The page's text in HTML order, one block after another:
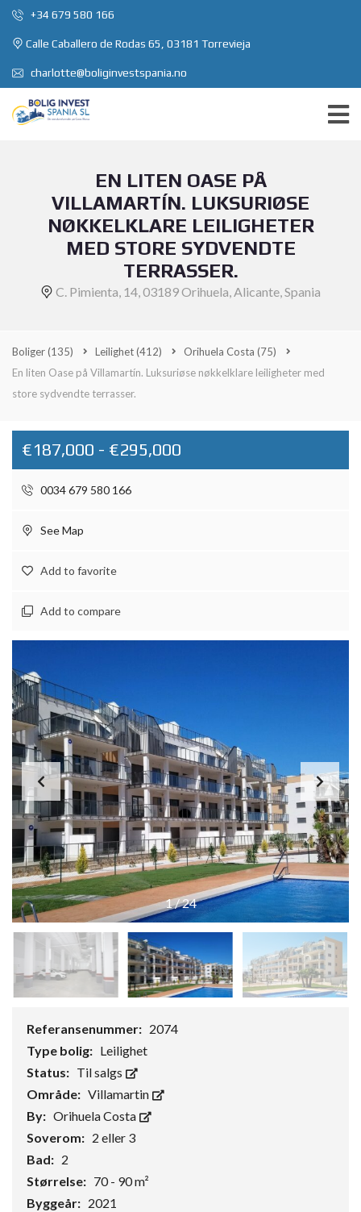
+34 679 580 166
Calle Caballero de Rodas 65, 03181 Torrevieja
charlotte@boliginvestspania.no
EN LITEN OASE PÅ
VILLAMARTÍN. LUKSURIØSE
NØKKELKLARE LEILIGHETER
MED STORE SYDVENDTE
TERRASSER.
C. Pimienta, 14, 03189 Orihuela, Alicante, Spania
Boliger(135) Leilighet(412) Orihuela Costa (75)
En liten Oase på Villamartín. Luksuriøse nøkkelklare leiligheter med
store sydvendte terrasser.
€187,000 - €295,000
0034 679 580 166
See Map
Add to favorite
Add to compare
1/24
Referansenummer: 2074
Type bolig: Leilighet
Status: Til salgs
Område: Villamartin
By: Orihuela Costa
Soverom: 2 eller 3
Bad: 2
Størrelse: 70 - 90 m²
Byggeår: 2021